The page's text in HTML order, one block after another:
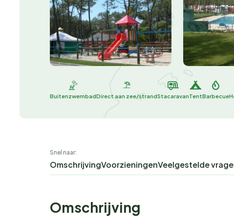
BuitenzwembadDirect aan zee/strandStacaravanTentBarbecue
Snel naar:
OmschrijvingVoorzieningenVeelgestelde
Omschrijving